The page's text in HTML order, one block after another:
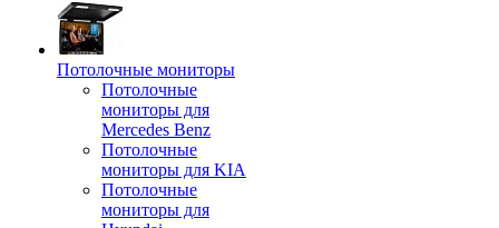
Потолочные мониторы
Потолочные
мониторы для
Mercedes Benz
Потолочные
мониторы для KIA
Потолочные
мониторы для